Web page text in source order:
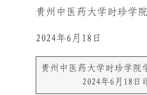
贵州中医药大学时珍学院
2024年6月18日
贵州中医药大学时珍学院
2024年6月18日